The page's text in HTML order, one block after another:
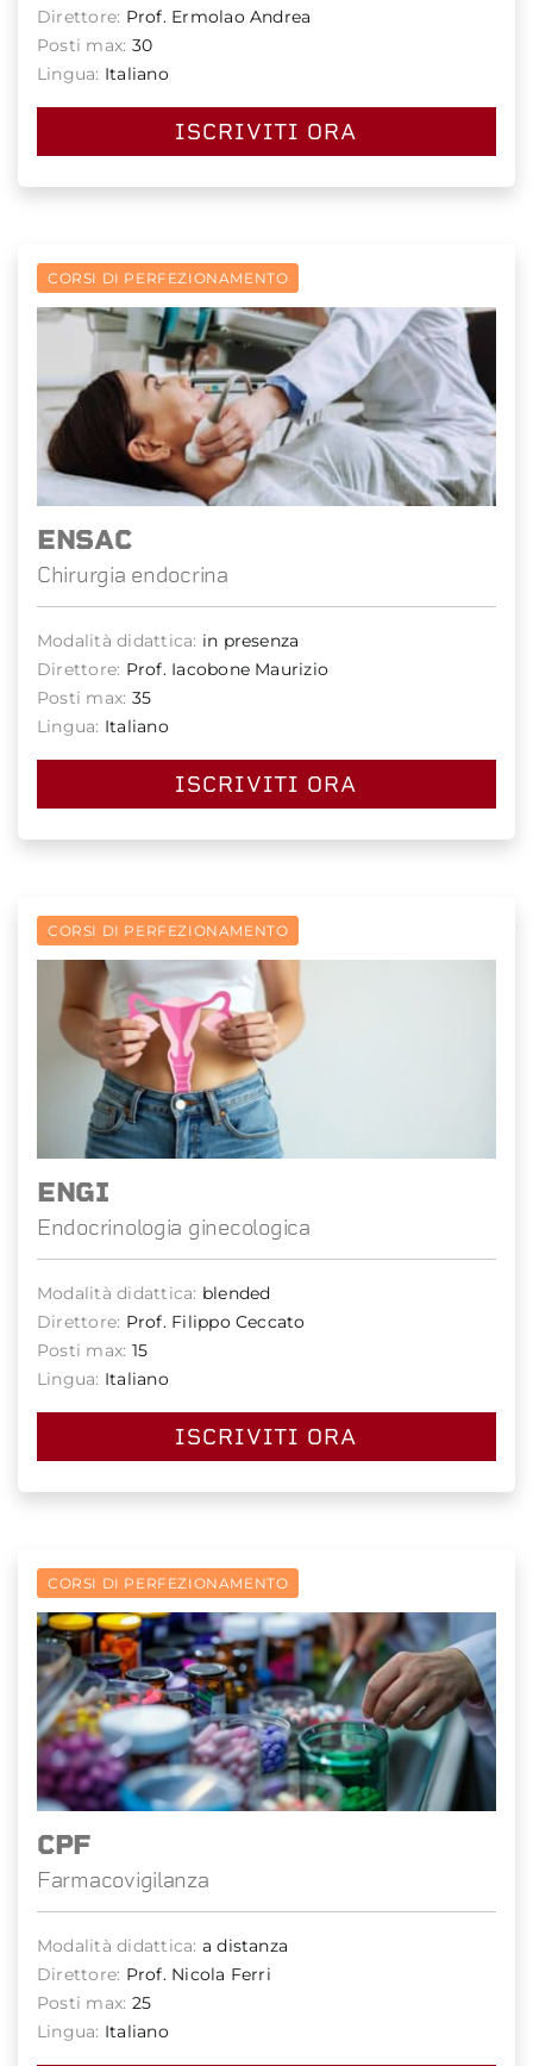
Direttore: Prof. Ermolao Andrea
Posti max: 30
Lingua: Italiano
ISCRIVITI ORA
CORSI DI PERFEZIONAMENTO
ENSAC
Chirurgia endocrina
Modalità didattica: in presenza
Direttore: Prof. Iacobone Maurizio
Posti max: 35
Lingua: Italiano
ISCRIVITI ORA
CORSI DI PERFEZIONAMENTO
ENGI
Endocrinologia ginecologica
Modalità didattica: blended
Direttore: Prof. Filippo Ceccato
Posti max: 15
Lingua: Italiano
ISCRIVITI ORA
CORSI DI PERFEZIONAMENTO
CPF
Farmacovigilanza
Modalità didattica: a distanza
Direttore: Prof. Nicola Ferri
Posti max: 25
Lingua: Italiano